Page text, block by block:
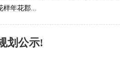
年花郡...
划公示!